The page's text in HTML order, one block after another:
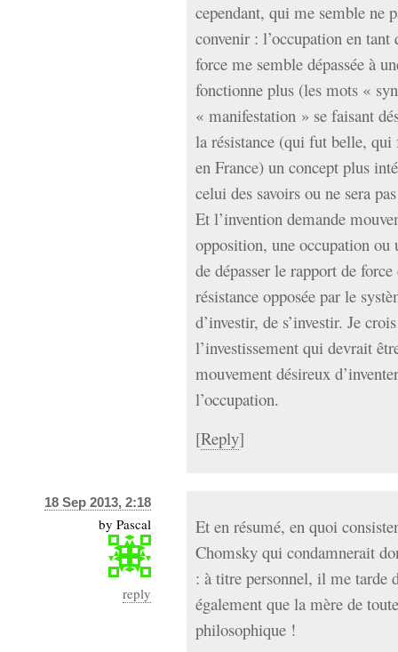
cependant, qui me semble ne
convenir : l’occupation en
force me semble dépassée à
fonctionne plus (les mots «
« manifestation » se faisant
la résistance (qui fut belle,
en France) un concept plus
celui des savoirs ou ne sera
Et l’invention demande
opposition, une occupation ou
de dépasser le rapport de
résistance opposée par le
d’investir, de s’investir. Je
l’investissement qui devrait
mouvement désireux
l’occupation.
[Reply]
18 Sep 2013, 2:18
by Pascal
reply
Et en résumé, en quoi
Chomsky qui condamnerait
: à titre personnel, il me tarde
également que la mère de
philosophique !